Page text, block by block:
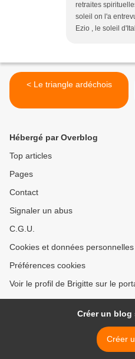
retraites
soleil on l'a
Ezio , le soleil
< Le triangle ardéchois
Hébergé par Overblog
Top articles
Pages
Contact
Signaler un abus
C.G.U.
Cookies et données personnelles
Préférences cookies
Voir le profil de Brigitte sur le
Créer un blog
Créer